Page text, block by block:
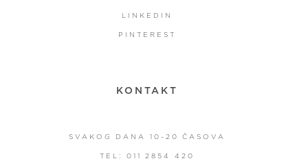
LINKEDIN
PINTEREST
KONTAKT
SVAKOG DANA 10-20 ČASOVA
TEL: 011 2854 420